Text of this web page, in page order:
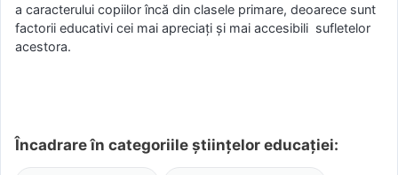
a caracterului copiilor încă din clasele primare, deoarece sunt
factorii educativi cei mai apreciați și mai accesibili sufletelor
acestora.
Încadrare în categoriile științelor educației: